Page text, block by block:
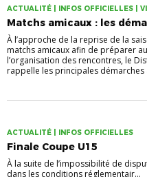
ACTUALITÉ | INFOS OFFICIELLES |
Matchs amicaux : les
À l’approche de la reprise de la
matchs amicaux afin de préparer
l’organisation des rencontres, le
rappelle les principales
ACTUALITÉ | INFOS OFFICIELLES
Finale Coupe U15
À la suite de l’impossibilité de
dans les conditions réglementair...